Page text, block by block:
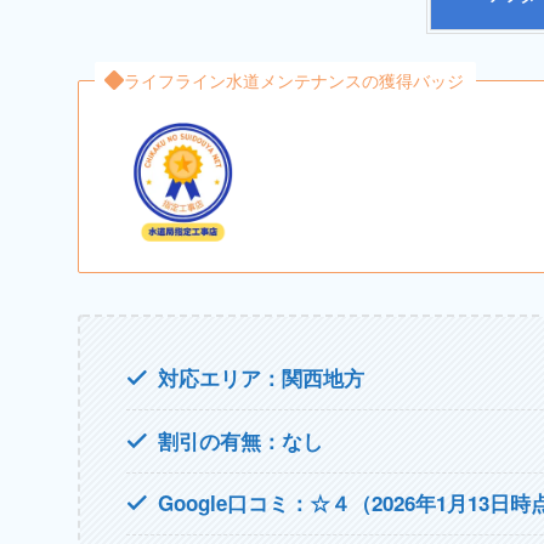
ライフライン水道メンテナンスの獲得バッジ
対応エリア：関西地方
割引の有無：なし
Google口コミ：☆４（2026年1月13日時